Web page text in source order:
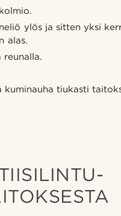
ylös ja sitten yksi
alas.
tiukasti